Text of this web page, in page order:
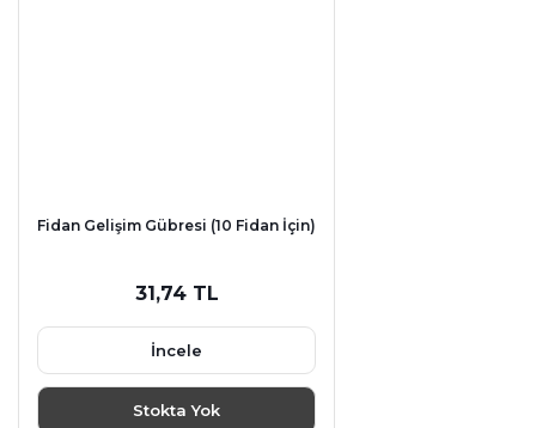
Fidan Gelişim Gübresi (10 Fidan İçin)
31,74 TL
İncele
Stokta Yok